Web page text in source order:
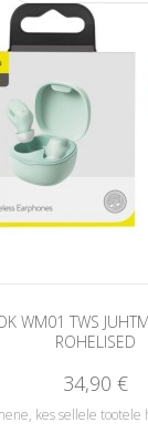
WM01 TWS
ROHELISED
34,90 €
kes sellele tootele